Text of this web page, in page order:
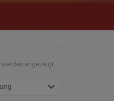
werden angezeigt